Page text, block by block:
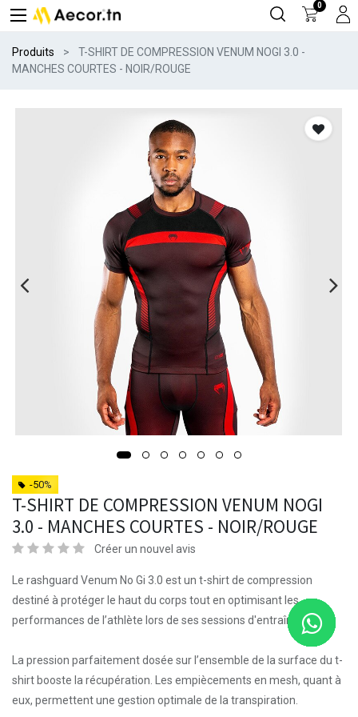
0
Produits
T-SHIRT DE COMPRESSION VENUM NOGI 3.0 -
MANCHES COURTES - NOIR/ROUGE
-50%
T-SHIRT DE COMPRESSION VENUM NOGI
3.0 - MANCHES COURTES - NOIR/ROUGE
Créer un nouvel avis
Le rashguard Venum No Gi 3.0 est un t-shirt de compression
destiné à protéger le haut du corps tout en optimisant les
performances de l’athlète lors de ses sessions d'entraînement.
La pression parfaitement dosée sur l’ensemble de la surface du t-
shirt booste la récupération. Les empiècements en mesh, quant à
eux, permettent une gestion optimale de la transpiration.